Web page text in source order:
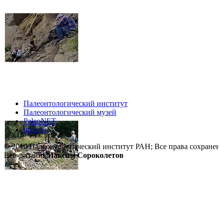
Палеонтологический институт
Палеонтологический музей
PaleoNET
Форум
© 2010 Палеонтологический институт РАН; Все права
Веб-дизайн:Максим Сороколетов